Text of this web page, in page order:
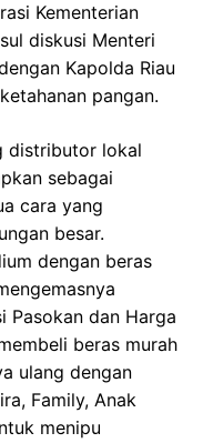
Kementerian
diskusi Menteri
Kapolda Riau
pangan.
distributor lokal
sebagai
cara yang
besar.
dengan beras
Pasokan dan Harga
beras murah
ulang dengan
Family, Anak
menipu